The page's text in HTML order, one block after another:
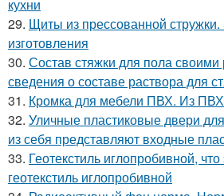
кухни
29. Щиты из прессованной стружки.
изготовления
30. Состав стяжки для пола
сведения о составе раствора для
31. Кромка для мебели ПВХ. Из ПВХ
32. Уличные пластиковые двери
из себя представляют входные
33. Геотекстиль иглопробивной,
геотекстиль иглопробивной